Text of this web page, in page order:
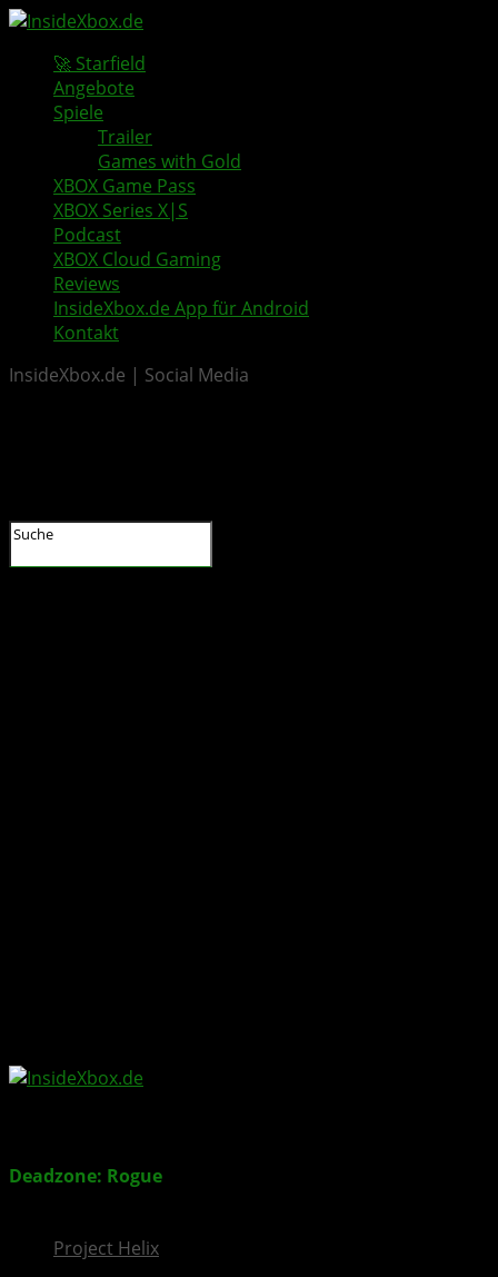
🚀 Starfield
Angebote
Spiele
Trailer
Games with Gold
XBOX Game Pass
XBOX Series X|S
Podcast
XBOX Cloud Gaming
Reviews
InsideXbox.de App für Android
Kontakt
InsideXbox.de | Social Media
Deadzone: Rogue
Project Helix